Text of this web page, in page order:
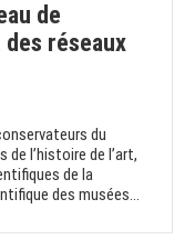
de
des réseaux
du
l’histoire de l’art,
de la
des musées...